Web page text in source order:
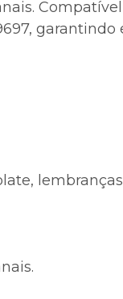
garantindo